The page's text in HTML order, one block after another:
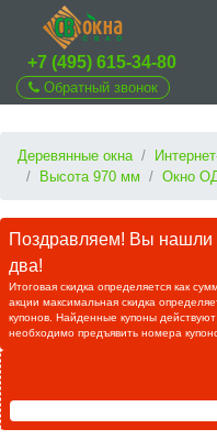
+7 (495) 615-34-80
Обратный звонок
Деревянные окна
Высота 970 мм
Окно
Поздравляем! Вы нашли
два!
Итоговая скидка определяется как
акции максимальная скидка
купонов. Найденные купоны
необходимо предъявить номера